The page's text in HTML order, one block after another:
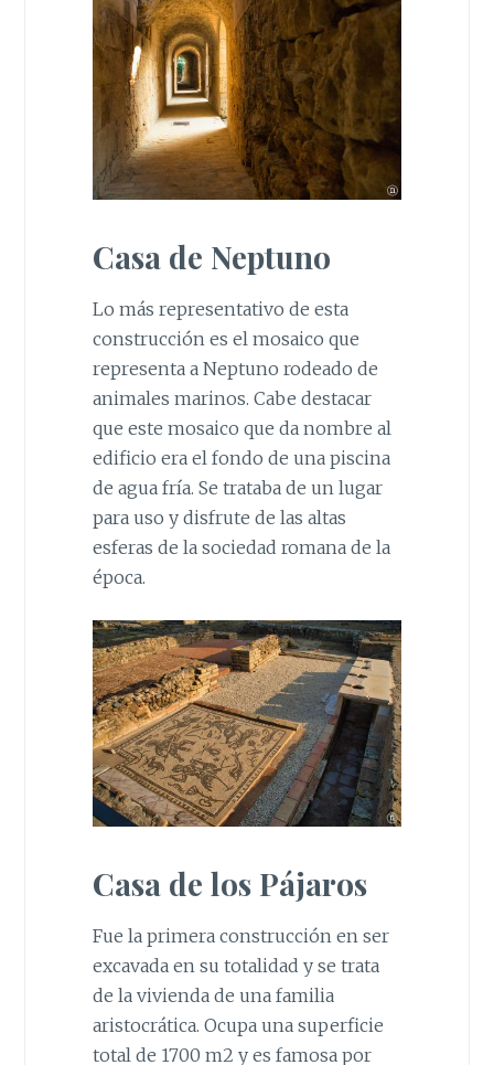
Casa de Neptuno
Lo más representativo de esta
construcción es el mosaico que
representa a Neptuno rodeado de
animales marinos. Cabe destacar
que este mosaico que da nombre al
edificio era el fondo de una piscina
de agua fría. Se trataba de un lugar
para uso y disfrute de las altas
esferas de la sociedad romana de la
época.
Casa de los Pájaros
Fue la primera construcción en ser
excavada en su totalidad y se trata
de la vivienda de una familia
aristocrática. Ocupa una superficie
total de 1700 m2 y es famosa por